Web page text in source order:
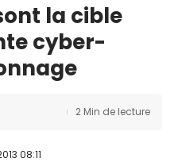
la cible
cyber-
08:11
2 Min de lecture